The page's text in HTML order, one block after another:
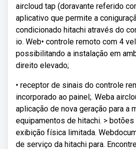
aircloud tap (doravante referido
aplicativo que permite a
condicionado hitachi através do
io. Web• controle remoto com 4
possibilitando a instalação em
direito elevado;
• receptor de sinais do controle
incorporado ao painel;. Weba
aplicação de nova geração para a
equipamentos de hitachi. >
exibição física limitada.
de serviço da hitachi para.